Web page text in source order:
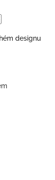
designu